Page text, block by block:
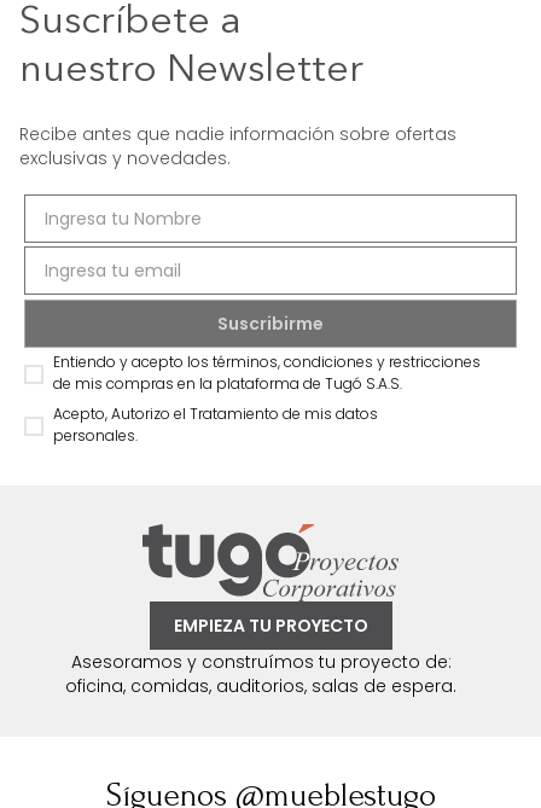
Suscríbete a
nuestro Newsletter
Recibe antes que nadie información sobre ofertas
exclusivas y novedades.
Entiendo y acepto los términos, condiciones y restricciones
de mis compras en la plataforma de Tugó S.A.S.
Acepto, Autorizo el Tratamiento de mis datos
personales.
EMPIEZA TU PROYECTO
Asesoramos y construímos tu proyecto de:
oficina, comidas, auditorios, salas de espera.
Síguenos @mueblestugo